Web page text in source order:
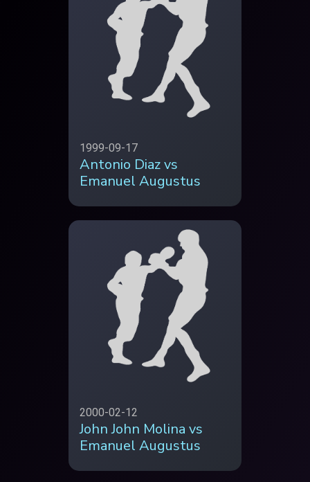
1999-09-17
Antonio Diaz vs
Emanuel Augustus
2000-02-12
John John Molina vs
Emanuel Augustus